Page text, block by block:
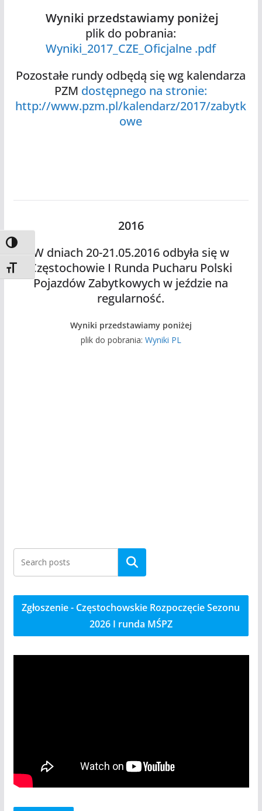
Toggle High Contrast
Toggle Font size
Wyniki przedstawiamy poniżej
plik do pobrania:
Wyniki_2017_CZE_Oficjalne .pdf
Pozostałe rundy odbędą się wg kalendarza
PZM dostępnego na stronie:
http://www.pzm.pl/kalendarz/2017/zabytk
owe
2016
W dniach 20-21.05.2016 odbyła się w
Częstochowie I Runda Pucharu Polski
Pojazdów Zabytkowych w jeździe na
regularność.
Wyniki przedstawiamy poniżej
plik do pobrania: Wyniki PL
Szukaj
Zgłoszenie - Częstochowskie Rozpoczęcie Sezonu
2026 I runda MŚPZ